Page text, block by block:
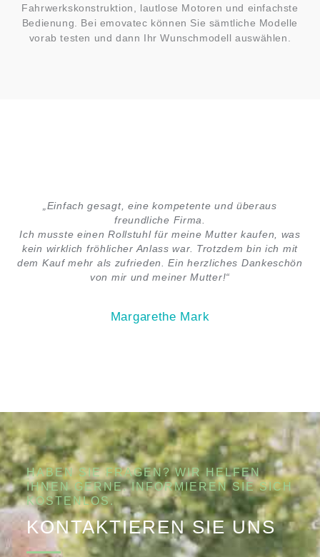
Fahrwerkskonstruktion, lautlose Motoren und einfachste
Bedienung. Bei emovatec können Sie sämtliche Modelle
vorab testen und dann Ihr Wunschmodell auswählen.
„Einfach gesagt, eine kompetente und überaus
freundliche Firma.
Ich musste einen Rollstuhl für meine Mutter kaufen, was
kein wirklich fröhlicher Anlass war. Trotzdem bin ich mit
dem Kauf mehr als zufrieden. Ein herzliches Dankeschön
von mir und meiner Mutter!“
Margarethe Mark
HABEN SIE FRAGEN? WIR HELFEN
IHNEN GERNE. INFORMIEREN SIE SICH
KOSTENLOS.
KONTAKTIEREN SIE UNS